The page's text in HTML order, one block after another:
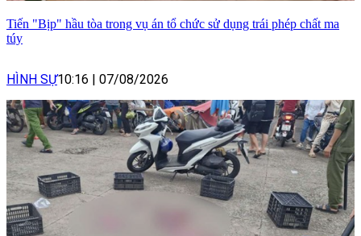
Tiến "Bịp" hầu tòa trong vụ án tổ chức sử dụng trái phép chất ma
túy
HÌNH SỰ10:16 | 07/08/2026